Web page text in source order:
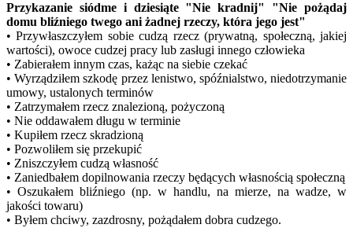
Przykazanie siódme i dziesiąte "Nie kradnij" "Nie pożądaj
domu bliźniego twego ani żadnej rzeczy, która jego jest"
• Przywłaszczyłem sobie cudzą rzecz (prywatną, społeczną, jakiej
wartości), owoce cudzej pracy lub zasługi innego człowieka
• Zabierałem innym czas, każąc na siebie czekać
• Wyrządziłem szkodę przez lenistwo, spóźnialstwo, niedotrzymanie
umowy, ustalonych terminów
• Zatrzymałem rzecz znalezioną, pożyczoną
• Nie oddawałem długu w terminie
• Kupiłem rzecz skradzioną
• Pozwoliłem się przekupić
• Zniszczyłem cudzą własność
• Zaniedbałem dopilnowania rzeczy będących własnością społeczną
• Oszukałem bliźniego (np. w handlu, na mierze, na wadze, w
jakości towaru)
• Byłem chciwy, zazdrosny, pożądałem dobra cudzego.